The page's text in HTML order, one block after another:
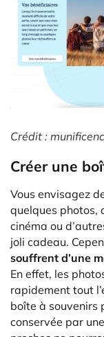
Crédit :
Créer une
Vous envisagez
quelques photos,
cinéma ou
joli cadeau.
souffrent d’une
En effet, les
rapidement tout
boîte à souvenirs
conservée par